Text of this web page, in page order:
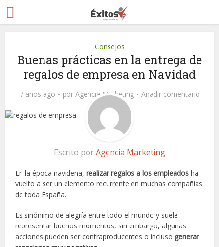
Consejos
Buenas prácticas en la entrega de
regalos de empresa en Navidad
7 años ago por Agencia Marketing Añadir comentario
Escrito porAgencia Marketing
En la época navideña,realizar regalos a los empleados ha
vuelto a ser un elemento recurrente en muchas compañías
de toda España.
Es sinónimo de alegría entre todo el mundo y suele
representar buenos momentos, sin embargo, algunas
acciones pueden ser contraproducentes o incluso generar